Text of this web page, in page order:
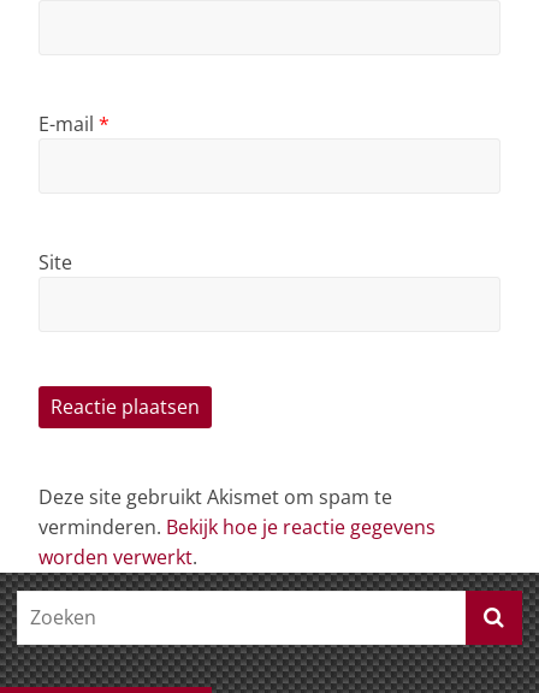
E-mail *
Site
Deze site gebruikt Akismet om spam te
verminderen. Bekijk hoe je reactie gegevens
worden verwerkt.